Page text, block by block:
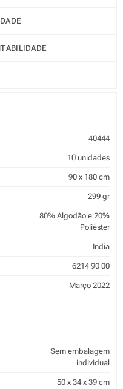
40444
10 unidades
90 x 180 cm
299 gr
80% Algodão e 20%
Poliéster
India
6214 90 00
Março 2022
Sem embalagem
individual
50 x 34 x 39 cm